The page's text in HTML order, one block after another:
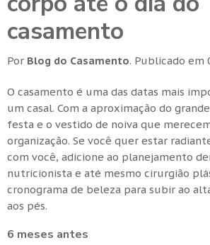
casamento
Por Blog do Casamento. Publicado em
O casamento é uma das datas mais
um casal. Com a aproximação do
festa e o vestido de noiva que
organização. Se você quer estar
com você, adicione ao planejamento
nutricionista e até mesmo cirurgião
cronograma de beleza para subir ao
aos pés.
6 meses antes